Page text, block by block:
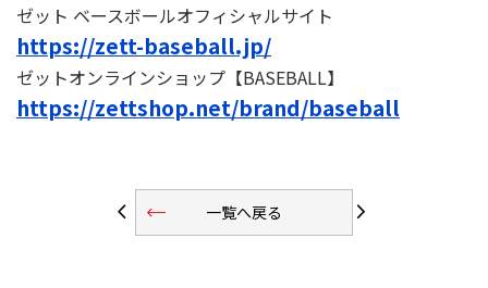
ゼット ベースボールオフィシャルサイト
https://zett-baseball.jp/
ゼットオンラインショップ【BASEBALL】
https://zettshop.net/brand/baseball
arrow_back_ios 一覧へ戻る
trending_flat arrow_forward_ios